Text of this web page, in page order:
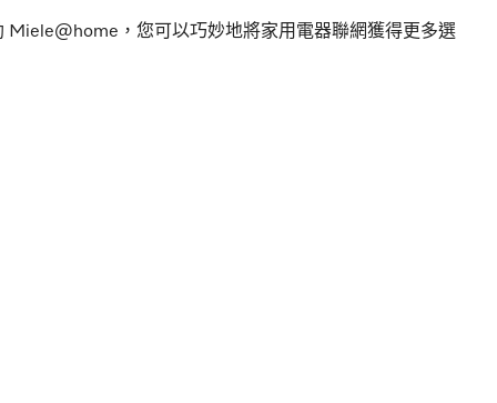
Miele@home，您可以巧妙地將家用電器聯網獲得更多選